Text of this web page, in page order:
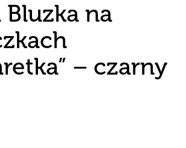
Bluzka na
– czarny